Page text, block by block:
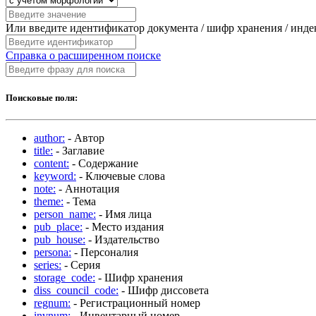
Или введите идентификатор документа / шифр хранения /
Справка о расширенном поиске
Поисковые поля:
author: - Автор
title: - Заглавие
content: - Содержание
keyword: - Ключевые слова
note: - Аннотация
theme: - Тема
person_name: - Имя лица
pub_place: - Место издания
pub_house: - Издательство
persona: - Персоналия
series: - Серия
storage_code: - Шифр хранения
diss_council_code: - Шифр диссовета
regnum: - Регистрационный номер